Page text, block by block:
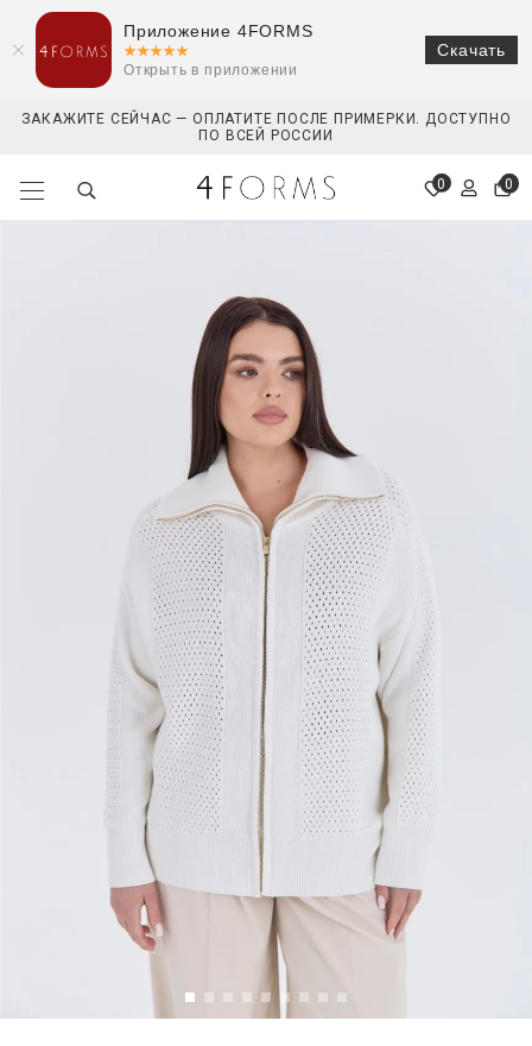
ЗАКАЖИТЕ СЕЙЧАС — ОПЛАТИТЕ ПОСЛЕ ПРИМЕРКИ. ДОСТУПНО
ПО ВСЕЙ РОССИИ
0 0
Приложение 4FORMS
Открыть в приложении
Скачать